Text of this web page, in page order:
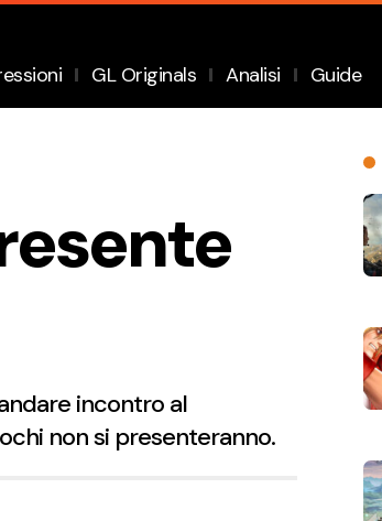
GL Originals Analisi Guide
incontro al
non si presenteranno.